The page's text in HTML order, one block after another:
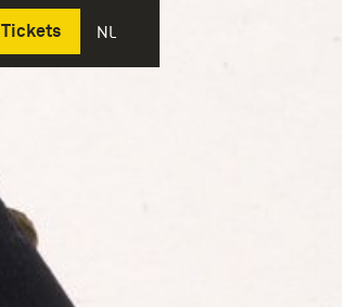
Tickets NL
Deutsch